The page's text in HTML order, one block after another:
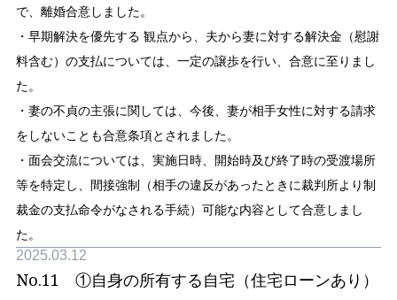
で、離婚合意しました。
・早期解決を優先する 観点から、夫から妻に対する解決金（慰謝
料含む）の支払については、一定の譲歩を行い、合意に至りまし
た。
・妻の不貞の主張に関しては、今後、妻が相手女性に対する請求
をしないことも合意条項とされました。
・面会交流については、実施日時、開始時及び終了時の受渡場所
等を特定し、間接強制（相手の違反があったときに裁判所より制
裁金の支払命令がなされる手続）可能な内容として合意しまし
た。
2025.03.12
No.11 ①自身の所有する自宅（住宅ローンあり）